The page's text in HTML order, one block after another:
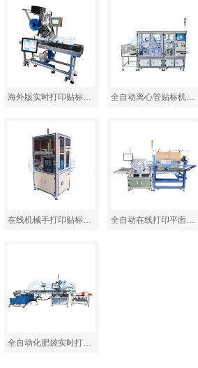
海外版实时打印贴标机… 全自动离心管贴标机AS…
在线机械手打印贴标机… 全自动在线打印平面贴…